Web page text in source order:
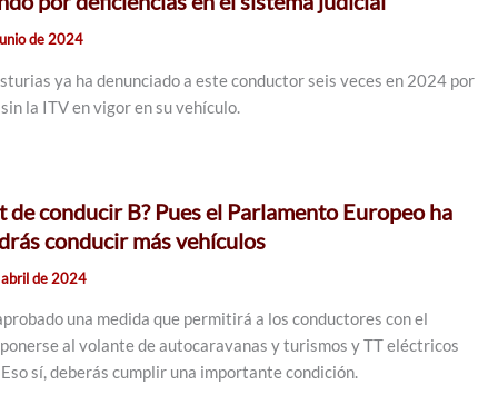
de 2024
ya ha denunciado a este conductor seis veces en 2024 por
la ITV en vigor en su vehículo.
de conducir B? Pues el Parlamento Europeo ha
conducir más vehículos
de 2024
una medida que permitirá a los conductores con el
al volante de autocaravanas y turismos y TT eléctricos
sí, deberás cumplir una importante condición.